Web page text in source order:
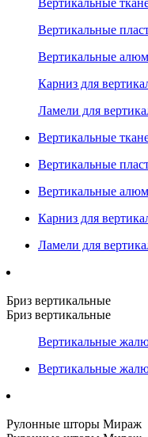
Вертикальные
Вертикальные
Вертикальные
Карниз для
Ламели для
Вертикальные
Вертикальные
Вертикальные
Карниз для
Ламели для
Бриз вертикальные
Бриз вертикальные
Вертикальные
Вертикальные
Рулонные шторы Мираж